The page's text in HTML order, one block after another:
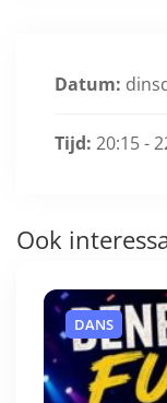
Datum:
Tijd: 20:15 -
Ook
DANS